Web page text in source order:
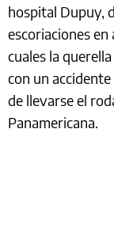
hospital Dupuy,
escoriaciones en
cuales la
con un
de llevarse el
Panamericana.